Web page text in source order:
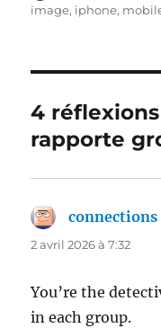
le
image, iphone,
4 réflexions
rapporte
2 avril 2026 à 7:32
You’re the
in each group.